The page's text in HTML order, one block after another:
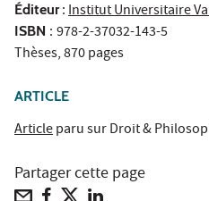
Éditeur:Institut Universitaire
ISBN : 978-2-37032-143-5
Thèses, 870 pages
ARTICLE
Articleparu sur Droit &
Partager cette page